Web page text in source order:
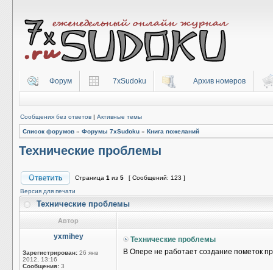
Форум 7xSudoku Архив номеров
Сообщения без ответов | Активные темы
Список форумов » Форумы 7xSudoku » Книга пожеланий
Технические проблемы
Страница 1 из 5
[ Сообщений: 123 ]
Версия для печати
Технические проблемы
Автор
yxmihey
Зарегистрирован: 26 янв
2012, 13:16
Сообщения: 3
Технические проблемы
В Опере не работает создание пометок